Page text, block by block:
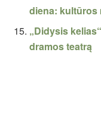
diena: kultūros
„Didysis
dramos teatrą